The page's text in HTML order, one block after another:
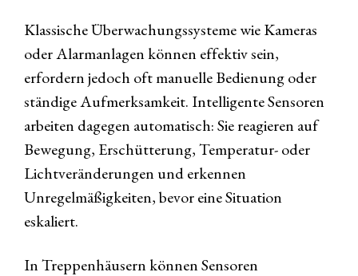
Klassische Überwachungssysteme wie Kameras
oder Alarmanlagen können effektiv sein,
erfordern jedoch oft manuelle Bedienung oder
ständige Aufmerksamkeit. Intelligente Sensoren
arbeiten dagegen automatisch: Sie reagieren auf
Bewegung, Erschütterung, Temperatur- oder
Lichtveränderungen und erkennen
Unregelmäßigkeiten, bevor eine Situation
eskaliert.
In Treppenhäusern können Sensoren